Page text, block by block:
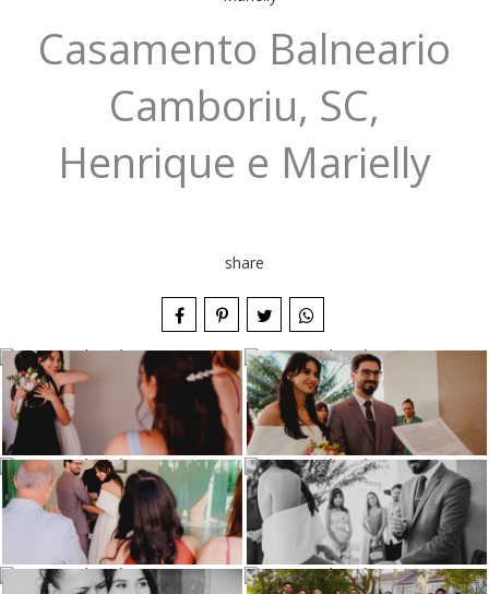
Casamento Balneario
Camboriu, SC,
Henrique e Marielly
share